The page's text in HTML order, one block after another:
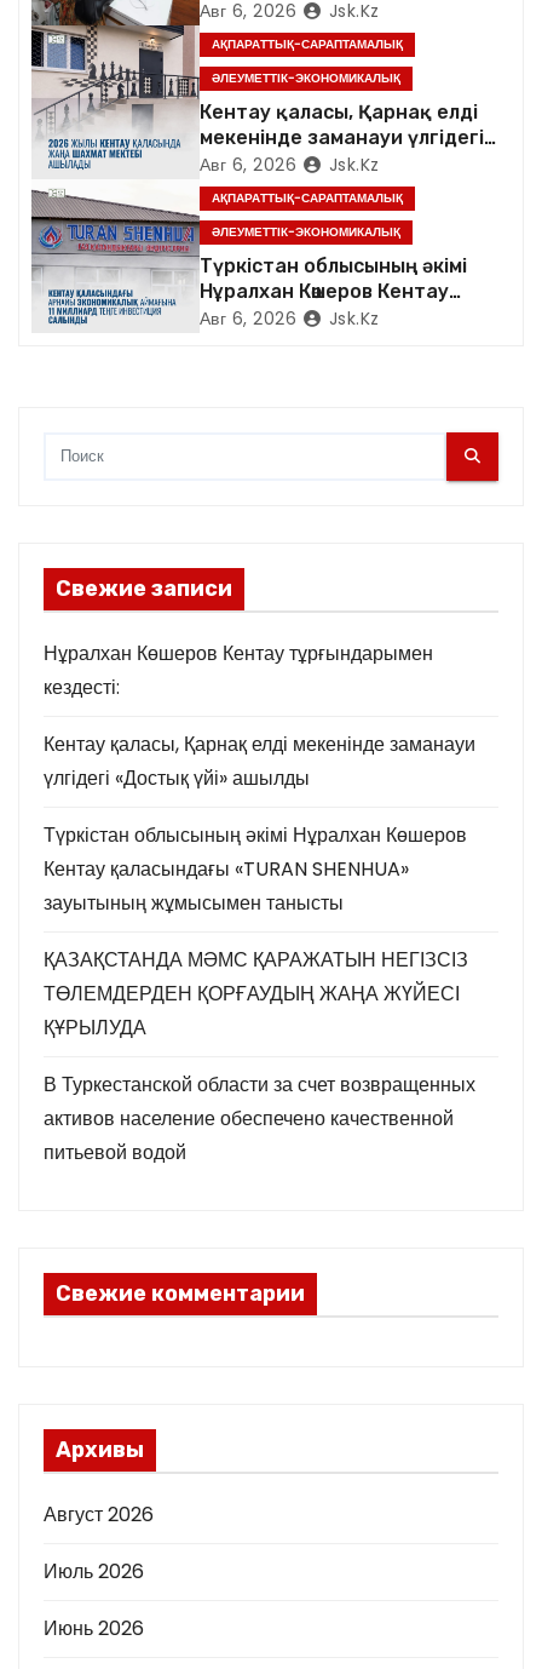
з
а
п
и
с
я
м
Авг 6, 2026 Jsk.kz
АҚПАРАТТЫҚ-САРАПТАМАЛЫҚ
ӘЛЕУМЕТТІК-ЭКОНОМИКАЛЫҚ
Кентау қаласы, Қарнақ елді
мекенінде заманауи үлгідегі
«Достық үйі» ашылды
Авг 6, 2026 Jsk.kz
АҚПАРАТТЫҚ-САРАПТАМАЛЫҚ
ӘЛЕУМЕТТІК-ЭКОНОМИКАЛЫҚ
Түркістан облысының әкімі
Нұралхан Көшеров Кентау
қаласындағы «TURAN
Авг 6, 2026 Jsk.kz
Свежие записи
Нұралхан Көшеров Кентау тұрғындарымен
кездесті:
Кентау қаласы, Қарнақ елді мекенінде заманауи
үлгідегі «Достық үйі» ашылды
Түркістан облысының әкімі Нұралхан Көшеров
Кентау қаласындағы «TURAN SHENHUA»
зауытының жұмысымен танысты
ҚАЗАҚСТАНДА МӘМС ҚАРАЖАТЫН НЕГІЗСІЗ
ТӨЛЕМДЕРДЕН ҚОРҒАУДЫҢ ЖАҢА ЖҮЙЕСІ
ҚҰРЫЛУДА
В Туркестанской области за счет возвращенных
активов население обеспечено качественной
питьевой водой
Свежие комментарии
Архивы
Август 2026
Июль 2026
Июнь 2026